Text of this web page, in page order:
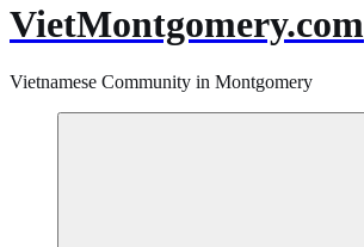
VietMontgomery.com
Vietnamese Community in Montgomery